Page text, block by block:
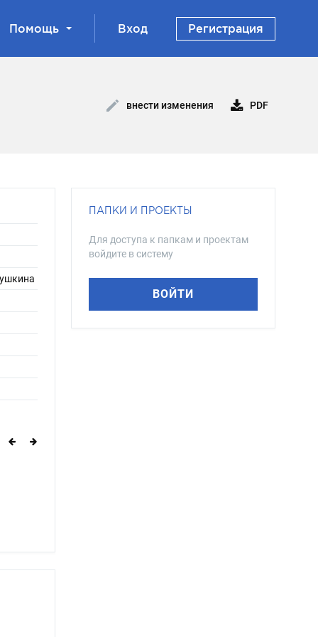
Помощь Вход Регистрация
внести изменения PDF
ПАПКИ И ПРОЕКТЫ
Для доступа к папкам и проектам
войдите в систему
ВОЙТИ